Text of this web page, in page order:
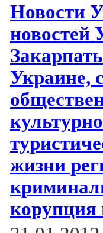
Новости
новостей
Украине,
жизни
корупция